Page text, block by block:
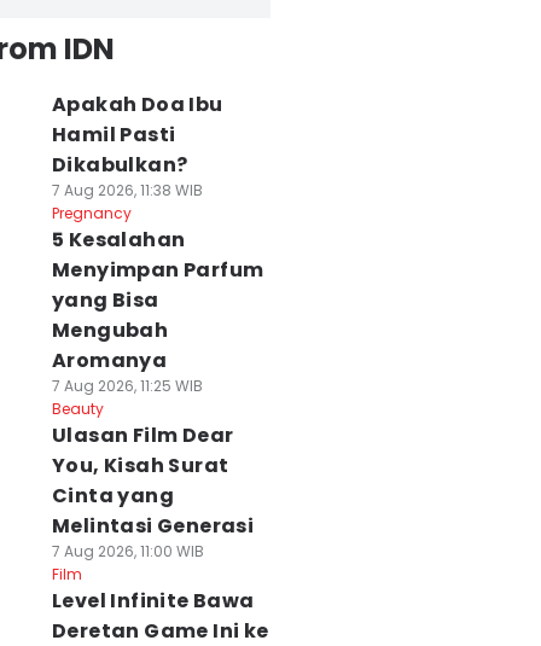
IDN
Apakah Doa Ibu
Hamil Pasti
Dikabulkan?
7 Aug 2026, 11:38 WIB
Pregnancy
5 Kesalahan
Menyimpan Parfum
yang Bisa
Mengubah
Aromanya
7 Aug 2026, 11:25 WIB
Beauty
Ulasan Film Dear
You, Kisah Surat
Cinta yang
Melintasi Generasi
7 Aug 2026, 11:00 WIB
Film
Level Infinite Bawa
Deretan Game Ini ke